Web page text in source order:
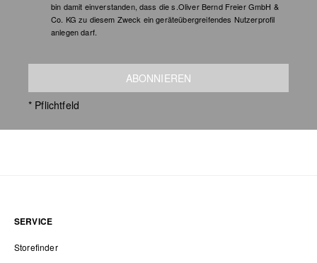
bin damit einverstanden, dass die s.Oliver Bernd Freier GmbH &
Co. KG zu diesem Zweck ein geräteübergreifendes Nutzerprofil
anlegen darf.
ABONNIEREN
* Pflichtfeld
SERVICE
Storefinder